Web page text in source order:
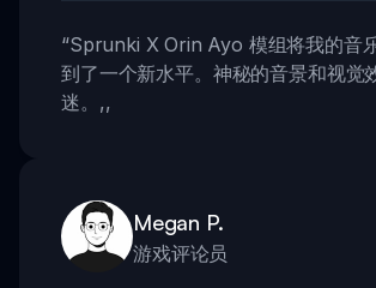
“Sprunki X Orin Ayo 模组将我的音
到了一个新水平。神秘的音景和视觉
迷。 ,,
Megan P.
游戏评论员